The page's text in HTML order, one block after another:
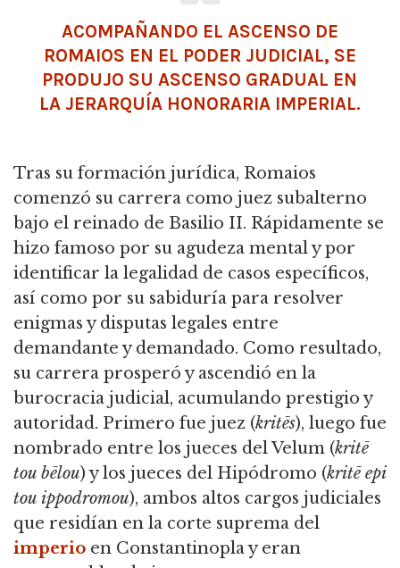
ACOMPAÑANDO EL ASCENSO DE
ROMAIOS EN EL PODER JUDICIAL, SE
PRODUJO SU ASCENSO GRADUAL EN
LA JERARQUÍA HONORARIA IMPERIAL.
Tras su formación jurídica, Romaios
comenzó su carrera como juez subalterno
bajo el reinado de Basilio II. Rápidamente se
hizo famoso por su agudeza mental y por
identificar la legalidad de casos específicos,
así como por su sabiduría para resolver
enigmas y disputas legales entre
demandante y demandado. Como resultado,
su carrera prosperó y ascendió en la
burocracia judicial, acumulando prestigio y
autoridad. Primero fue juez (kritēs), luego fue
nombrado entre los jueces del Velum (kritē
tou bēlou) y los jueces del Hipódromo (kritē epi
tou ippodromou), ambos altos cargos judiciales
que residían en la corte suprema del
imperio en Constantinopla y eran